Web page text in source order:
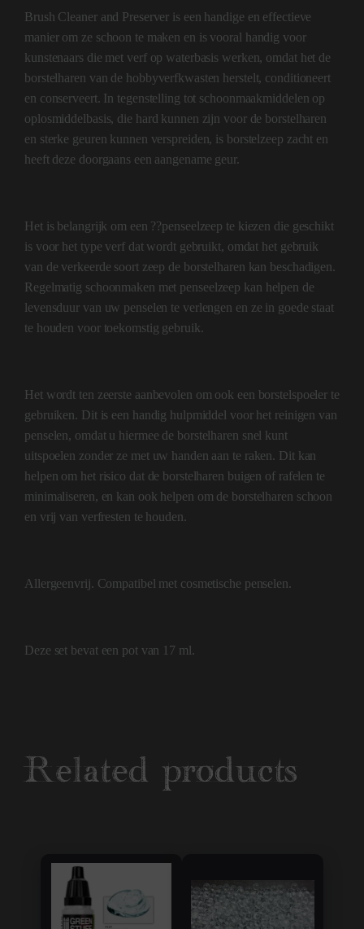
Brush Cleaner and Preserver is een handige en effectieve
manier om ze schoon te maken en is vooral handig voor
kunstenaars die met verf op waterbasis werken, omdat het de
borstelharen van de hobbyverfkwasten herstelt, conditioneert
en conserveert. In tegenstelling tot schoonmaakmiddelen op
oplosmiddelbasis, die hard kunnen zijn voor de borstelharen
en sterke geuren kunnen verspreiden, is borstelzeep zacht en
heeft deze doorgaans een aangename geur.
Het is belangrijk om een ??penseelzeep te kiezen die geschikt
is voor het type verf dat wordt gebruikt, omdat het gebruik
van de verkeerde soort zeep de borstelharen kan beschadigen.
Regelmatig schoonmaken met penseelzeep kan helpen de
levensduur van uw penselen te verlengen en ze in goede staat
te houden voor toekomstig gebruik.
Het wordt ten zeerste aanbevolen om ook een borstelspoeler te
gebruiken. Dit is een handig hulpmiddel voor het reinigen van
penselen, omdat u hiermee de borstelharen snel kunt
uitspoelen zonder ze met uw handen aan te raken. Dit kan
helpen om het risico dat de borstelharen buigen of rafelen te
minimaliseren, en kan ook helpen om de borstelharen schoon
en vrij van verfresten te houden.
Allergeenvrij. Compatibel met cosmetische penselen.
Deze set bevat een pot van 17 ml.
Related products